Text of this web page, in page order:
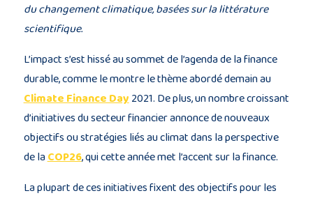
du changement climatique, basées sur la littérature
scientifique.
L’impact s’est hissé au sommet de l’agenda de la finance
durable, comme le montre le thème abordé demain au
Climate Finance Day 2021. De plus, un nombre croissant
d’initiatives du secteur financier annonce de nouveaux
objectifs ou stratégies liés au climat dans la perspective
de la COP26, qui cette année met l’accent sur la finance.
La plupart de ces initiatives fixent des objectifs pour les